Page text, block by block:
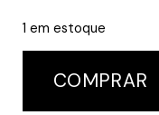
1 em estoque
COMPRAR